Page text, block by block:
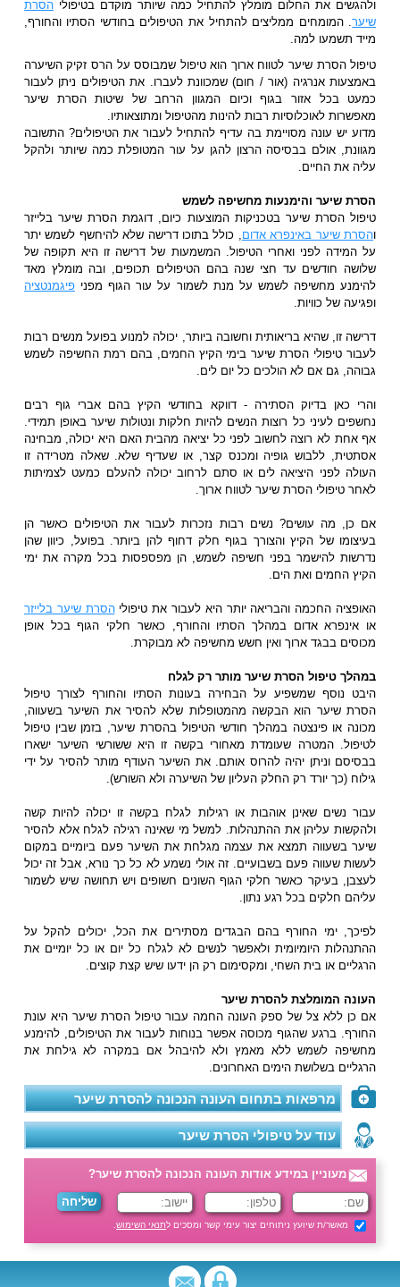
ולהגשים את החלום מומלץ להתחיל כמה שיותר מוקדם בטיפוליהסרת
שיער. המומחים ממליצים להתחיל את הטיפולים בחודשי הסתיו והחורף,
מייד תשמעו למה.
טיפול הסרת שיער לטווח ארוך הוא טיפול שמבוסס על הרס זקיק השיערה
באמצעות אנרגיה (אור / חום) שמכוונת לעברו. את הטיפולים ניתן לעבור
כמעט בכל אזור בגוף וכיום המגוון הרחב של שיטות הסרת שיער
מאפשרות לאוכלוסיות רבות להינות מהטיפול ומתוצאותיו.
מדוע יש עונה מסויימת בה עדיף להתחיל לעבור את הטיפולים? התשובה
מגוונת, אולם בבסיסה הרצון להגן על עור המטופלת כמה שיותר ולהקל
עליה את החיים.
הסרת שיער והימנעות מחשיפה לשמש
טיפול הסרת שיער בטכניקות המוצעות כיום, דוגמת הסרת שיער בלייזר
והסרת שיער באינפרא אדום, כולל בתוכו דרישה שלא להיחשף לשמש יתר
על המידה לפני ואחרי הטיפול. המשמעות של דרישה זו היא תקופה של
שלושה חודשים עד חצי שנה בהם הטיפולים תכופים, ובה מומלץ מאד
להימנע מחשיפה לשמש על מנת לשמור על עור הגוף מפניפיגמנטציה
ופגיעה של כוויות.
דרישה זו, שהיא בריאותית וחשובה ביותר, יכולה למנוע בפועל מנשים רבות
לעבור טיפולי הסרת שיער בימי הקיץ החמים, בהם רמת החשיפה לשמש
גבוהה, גם אם לא הולכים כל יום לים.
והרי כאן בדיוק הסתירה - דווקא בחודשי הקיץ בהם אברי גוף רבים
נחשפים לעיני כל רוצות הנשים להיות חלקות ונטולות שיער באופן תמידי.
אף אחת לא רוצה לחשוב לפני כל יציאה מהבית האם היא יכולה, מבחינה
אסתטית, ללבוש גופיה ומכנס קצר, או שעדיף שלא. שאלה מטרידה זו
העולה לפני היציאה לים או סתם לרחוב יכולה להעלם כמעט לצמיתות
לאחר טיפולי הסרת שיער לטווח ארוך.
אם כן, מה עושים? נשים רבות נזכרות לעבור את הטיפולים כאשר הן
בעיצומו של הקיץ והצורך בגוף חלק דחוף להן ביותר. בפועל, כיוון שהן
נדרשות להישמר בפני חשיפה לשמש, הן מפספסות בכל מקרה את ימי
הקיץ החמים ואת הים.
האופציה החכמה והבריאה יותר היא לעבור את טיפוליהסרת שיער בלייזר
או אינפרא אדום במהלך הסתיו והחורף, כאשר חלקי הגוף בכל אופן
מכוסים בבגד ארוך ואין חשש מחשיפה לא מבוקרת.
במהלך טיפול הסרת שיער מותר רק לגלח
היבט נוסף שמשפיע על הבחירה בעונות הסתיו והחורף לצורך טיפול
הסרת שיער הוא הבקשה מהמטופלות שלא להסיר את השיער בשעווה,
מכונה או פינצטה במהלך חודשי הטיפול בהסרת שיער, בזמן שבין טיפול
לטיפול. המטרה שעומדת מאחורי בקשה זו היא ששורשי השיער ישארו
בבסיסם וניתן יהיה להרוס אותם. את השיער העודף מותר להסיר על ידי
גילוח (כך יורד רק החלק העליון של השיערה ולא השורש).
עבור נשים שאינן אוהבות או רגילות לגלח בקשה זו יכולה להיות קשה
ולהקשות עליהן את ההתנהלות. למשל מי שאינה רגילה לגלח אלא להסיר
שיער בשעווה תמצא את עצמה מגלחת את השיער פעם ביומיים במקום
לעשות שעווה פעם בשבועיים. זה אולי נשמע לא כל כך נורא, אבל זה יכול
לעצבן, בעיקר כאשר חלקי הגוף השונים חשופים ויש תחושה שיש לשמור
עליהם חלקים בכל רגע נתון.
לפיכך, ימי החורף בהם הבגדים מסתירים את הכל, יכולים להקל על
ההתנהלות היומיומית ולאפשר לנשים לא לגלח כל יום או כל יומיים את
הרגליים או בית השחי, ומקסימום רק הן ידעו שיש קצת קוצים.
העונה המומלצת להסרת שיער
אם כן ללא צל של ספק העונה החמה עבור טיפול הסרת שיער היא עונת
החורף. ברגע שהגוף מכוסה אפשר בנוחות לעבור את הטיפולים, להימנע
מחשיפה לשמש ללא מאמץ ולא להיבהל אם במקרה לא גילחת את
הרגליים בשלושת הימים האחרונים.
מרפאות בתחום העונה הנכונה להסרת שיער
עוד על טיפולי הסרת שיער
מעוניין במידע אודות העונה הנכונה להסרת שיער?
מאשר/ת שיועץ ניתוחים יצור עימי קשר ומסכים לתנאי השימוש.